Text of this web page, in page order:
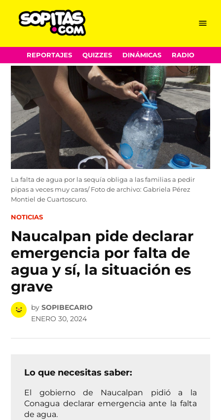
Skip
to
content
Menu
REPORTAJES QUIZZES DINÁMICAS RADIO
La falta de agua por la sequía obliga a las familias a pedir
pipas a veces muy caras/ Foto de archivo: Gabriela Pérez
Montiel de Cuartoscuro.
POSTED
NOTICIAS
Naucalpan pide declarar
emergencia por falta de
agua y sí, la situación es
grave
by SOPIBECARIO
ENERO 30, 2024
Lo que necesitas saber:
El gobierno de Naucalpan pidió a la
Conagua declarar emergencia ante la falta
de agua.